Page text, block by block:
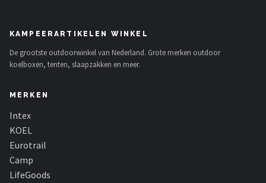
KAMPEERARTIKELEN WINKEL
De grootste outdoorwinkel van Nederland. Grote merken outdoor
koelboxen, tenten, slaapzakken en meer.
MERKEN
Intex
KOEL
Eurotrail
Camp
LifeGoods